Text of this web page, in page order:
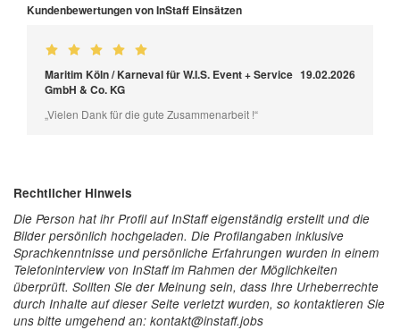
Kundenbewertungen von InStaff Einsätzen
Maritim Köln / Karneval für W.I.S. Event + Service
GmbH & Co. KG
19.02.2026
„Vielen Dank für die gute Zusammenarbeit !“
Rechtlicher Hinweis
Die Person hat ihr Profil auf InStaff eigenständig erstellt und die
Bilder persönlich hochgeladen. Die Profilangaben inklusive
Sprachkenntnisse und persönliche Erfahrungen wurden in einem
Telefoninterview von InStaff im Rahmen der Möglichkeiten
überprüft. Sollten Sie der Meinung sein, dass Ihre Urheberrechte
durch Inhalte auf dieser Seite verletzt wurden, so kontaktieren Sie
uns bitte umgehend an: kontakt@instaff.jobs